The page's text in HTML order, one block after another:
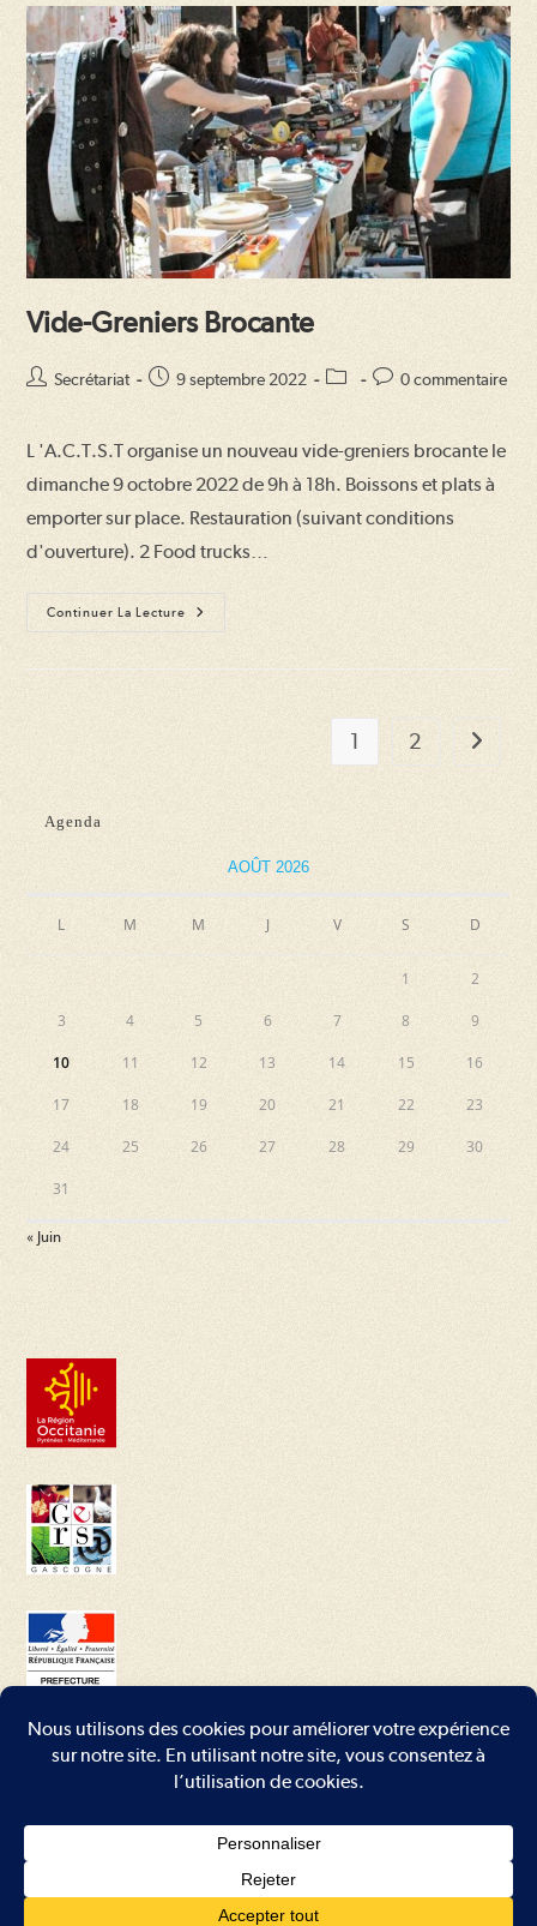
Vide-Greniers Brocante
Auteur/autrice
publication :
Secrétariat
Publication
9 septembre 2022
Post
Commentaires
publication :
0 commentaire
L 'A.C.T.S.T organise un nouveau vide-greniers brocante le
dimanche 9 octobre 2022 de 9h à 18h. Boissons et plats à
emporter sur place. Restauration (suivant conditions
d'ouverture). 2 Food trucks…
Continuer La Lecture
Vide-
Greniers
1 2 Aller à
Agenda
AOÛT 2026
L M M J V S D
1 2
3 4 5 6 7 8 9
10 11 12 13 14 15 16
17 18 19 20 21 22 23
24 25 26 27 28 29 30
31
« Juin
Contact